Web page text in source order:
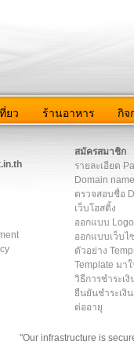
ยว ร้านอาหาร กิจ
สมัครสมาชิก
รายละเอียด
Domain name
ตรวจสอบชื่อ
เว็บโฮสติ้ง
ออกแบบ Logo
ออกแบบเว็บไ
ตัวอย่าง
Template มา
วิธีการชำระเงิ
ยืนยันชำระเงิน
ต่ออายุ
"Our infrastructure is